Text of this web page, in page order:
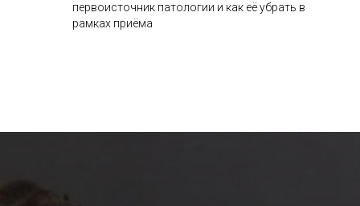
первоисточник патологии и как её убрать в
рамках приёма